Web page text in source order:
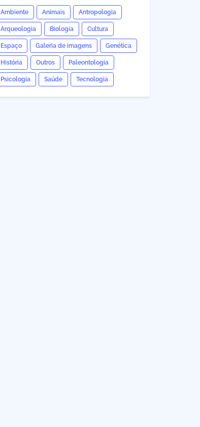
Ambiente Animais Antropologia
Arqueologia Biologia Cultura
Espaço Galeria de imagens Genética
História Outros Paleontologia
Psicologia Saúde Tecnologia